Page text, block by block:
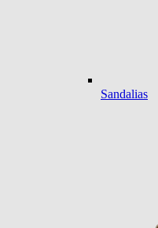
Sandalias